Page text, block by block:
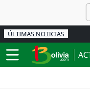
ÚLTIMAS NOTICIAS